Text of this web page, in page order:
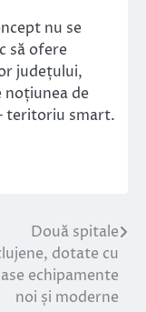
nu se
să ofere
județului,
noțiunea de
teritoriu smart.
Două spitale
dotate cu
echipamente
noi și moderne